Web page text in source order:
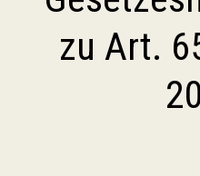
zu Art.